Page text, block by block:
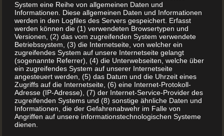
System eine Reihe von allgemeinen Daten und
Informationen. Diese allgemeinen Daten und Informationen
werden in den Logfiles des Servers gespeichert. Erfasst
werden können die (1) verwendeten Browsertypen und
Versionen, (2) das vom zugreifenden System verwendete
Betriebssystem, (3) die Internetseite, von welcher ein
zugreifendes System auf unsere Internetseite gelangt
(sogenannte Referrer), (4) die Unterwebseiten, welche über
ein zugreifendes System auf unserer Internetseite
angesteuert werden, (5) das Datum und die Uhrzeit eines
Zugriffs auf die Internetseite, (6) eine Internet-Protokoll-
Adresse (IP-Adresse), (7) der Internet-Service-Provider des
zugreifenden Systems und (8) sonstige ähnliche Daten und
Informationen, die der Gefahrenabwehr im Falle von
Angriffen auf unsere informationstechnologischen Systeme
dienen.